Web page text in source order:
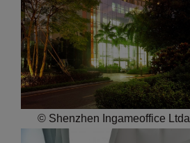
© Shenzhen Ingameoffice Ltda